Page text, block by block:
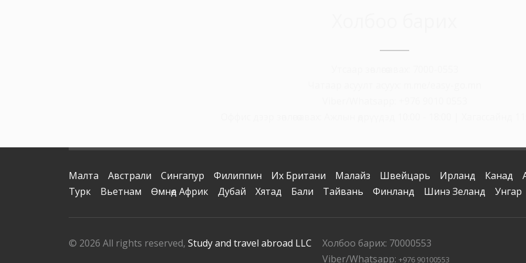
Малта Австрали Сингапур Филиппин Их Британи Малайз Швейцарь Ирланд Канад
Турк
Вьетнам Өмнөд Африк Дубай Хятад Бали Тайвань Финланд Шинэ Зеланд Унгар
Холбоо барих: 70000553
Viber/Whatsapp: +976 90100553
© 2026 All rights reserved, Study and travel abroad LLC